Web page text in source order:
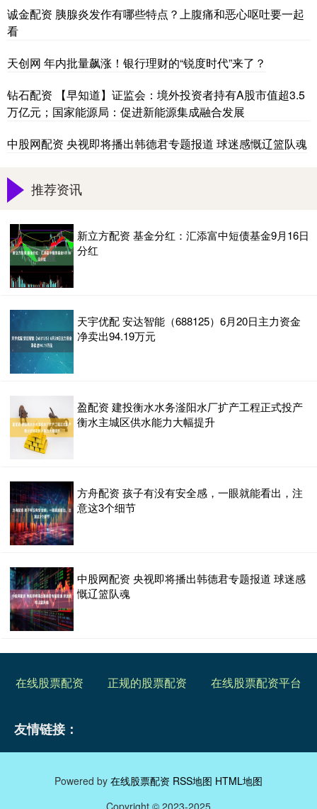
诚金配资 胰腺炎发作有哪些特点？上腹痛和恶心呕吐要一起
看
天创网 年内批量飙涨！银行理财的“锐度时代”来了？
钻石配资 【早知道】证监会：境外投资者持有A股市值超3.5
万亿元；国家能源局：促进新能源集成融合发展
中股网配资 央视即将播出韩德君专题报道 球迷感慨辽篮队魂
推荐资讯
新立方配资 基金分红：汇添富中短债基金9月16日
分红
天宇优配 安达智能（688125）6月20日主力资金
净卖出94.19万元
盈配资 建投衡水水务滏阳水厂扩产工程正式投产
衡水主城区供水能力大幅提升
方舟配资 孩子有没有安全感，一眼就能看出，注
意这3个细节
中股网配资 央视即将播出韩德君专题报道 球迷感
慨辽篮队魂
在线股票配资 正规的股票配资 在线股票配资平台
友情链接：
Powered by 在线股票配资 RSS地图 HTML地图